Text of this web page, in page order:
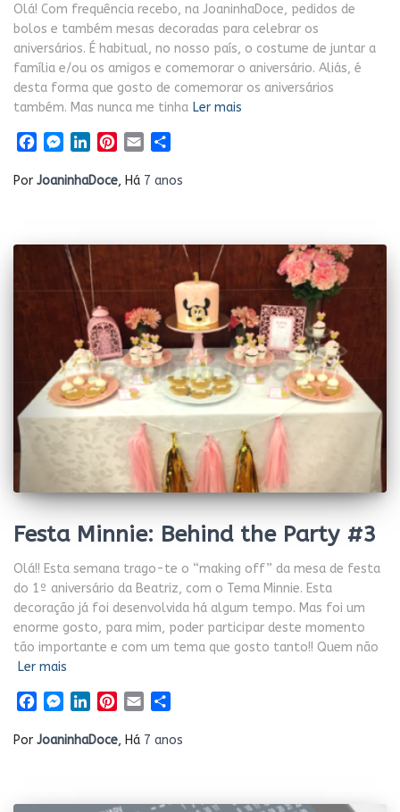
Olá! Com frequência recebo, na JoaninhaDoce, pedidos de
bolos e também mesas decoradas para celebrar os
aniversários. É habitual, no nosso país, o costume de juntar a
família e/ou os amigos e comemorar o aniversário. Aliás, é
desta forma que gosto de comemorar os aniversários
também. Mas nunca me tinha Ler mais
Facebook
Messenger
LinkedInPinterest
Email
Por JoaninhaDoce, Há 7 anos
Festa Minnie: Behind the Party #3
Olá!! Esta semana trago-te o “making off” da mesa de festa
do 1º aniversário da Beatriz, com o Tema Minnie. Esta
decoração já foi desenvolvida há algum tempo. Mas foi um
enorme gosto, para mim, poder participar deste momento
tão importante e com um tema que gosto tanto!! Quem não
Ler mais
Facebook
Messenger
LinkedInPinterest
Email
Por JoaninhaDoce, Há 7 anos